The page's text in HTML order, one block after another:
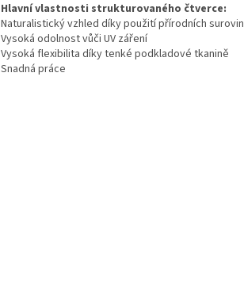
Hlavní vlastnosti strukturovaného čtverce:
Naturalistický vzhled díky použití přírodních surovin
Vysoká odolnost vůči UV záření
Vysoká flexibilita díky tenké podkladové tkanině
Snadná práce